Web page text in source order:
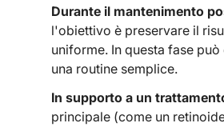
Durante il mantenimento
l'obiettivo è preservare il
uniforme. In questa fase
una routine semplice.
In supporto a un
principale (come un